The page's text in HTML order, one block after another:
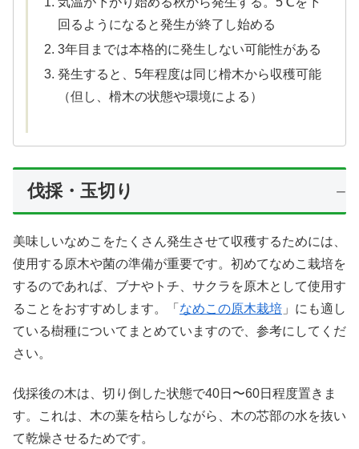
回るようになると発生が終了し始める
3年目までは本格的に発生しない可能性がある
発生すると、5年程度は同じ榾木から収穫可能
（但し、榾木の状態や環境による）
伐採・玉切り
美味しいなめこをたくさん発生させて収穫するためには、
使用する原木や菌の準備が重要です。初めてなめこ栽培を
するのであれば、ブナやトチ、サクラを原木として使用す
ることをおすすめします。「 なめこの原木栽培 」にも適し
ている樹種についてまとめていますので、参考にしてくだ
さい。
伐採後の木は、切り倒した状態で40日〜60日程度置きま
す。これは、木の葉を枯らしながら、木の芯部の水を抜い
て乾燥させるためです。